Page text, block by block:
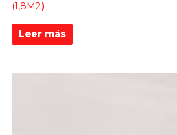
(1,8M2)
Leer más